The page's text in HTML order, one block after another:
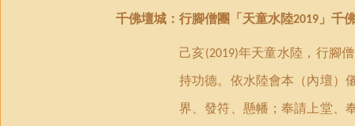
千佛壇城：行腳僧團 「天童水陸2019 」 千
己亥(2019)年天童水陸，行腳
持功德。依水陸會本（內壇）
界、發符、懸幡；奉請上堂、